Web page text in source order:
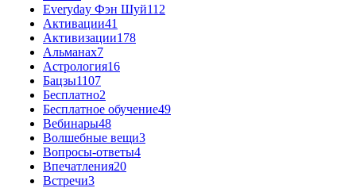
Everyday Фэн Шуй112
Активации41
Активизации178
Альманах7
Астрология16
Бацзы1107
Бесплатно2
Бесплатное обучение49
Вебинары48
Волшебные вещи3
Вопросы-ответы4
Впечатления20
Встречи3